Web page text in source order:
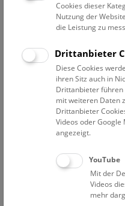
Augmented
Eine Zeitreise für
Multimedia-Show auf
faszinierende Welt der
Die Donauauen sind wild
Geheimnisse. Lerne
kennen und hör genau
Cookies dieser
Nutzung der
die Leistung zu
Drittanbieter
Diese Cookies
ihren Sitz auch in
Drittanbieter
mit weiteren Daten
Drittanbieter
Videos oder Google
angezeigt.
YouTube
Mit der
Videos
mehr